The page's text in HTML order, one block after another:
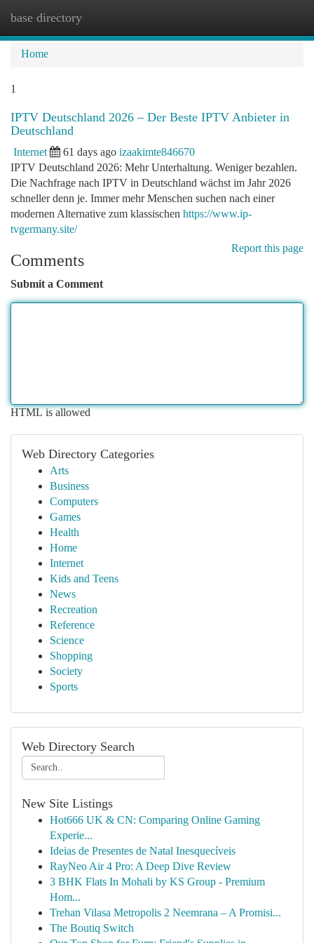
base directory
Home
1
IPTV Deutschland 2026 – Der Beste IPTV Anbieter in
Deutschland
Internet 61 days ago izaakimte846670
IPTV Deutschland 2026: Mehr Unterhaltung. Weniger bezahlen.
Die Nachfrage nach IPTV in Deutschland wächst im Jahr 2026
schneller denn je. Immer mehr Menschen suchen nach einer
modernen Alternative zum klassischen https://www.ip-
tvgermany.site/
Report this page
Comments
Submit a Comment
HTML is allowed
Web Directory Categories
Arts
Business
Computers
Games
Health
Home
Internet
Kids and Teens
News
Recreation
Reference
Science
Shopping
Society
Sports
Web Directory Search
New Site Listings
Hot666 UK & CN: Comparing Online Gaming
Experie...
Ideias de Presentes de Natal Inesquecíveis
RayNeo Air 4 Pro: A Deep Dive Review
3 BHK Flats In Mohali by KS Group - Premium
Hom...
Trehan Vilasa Metropolis 2 Neemrana – A Promisi...
The Boutiq Switch